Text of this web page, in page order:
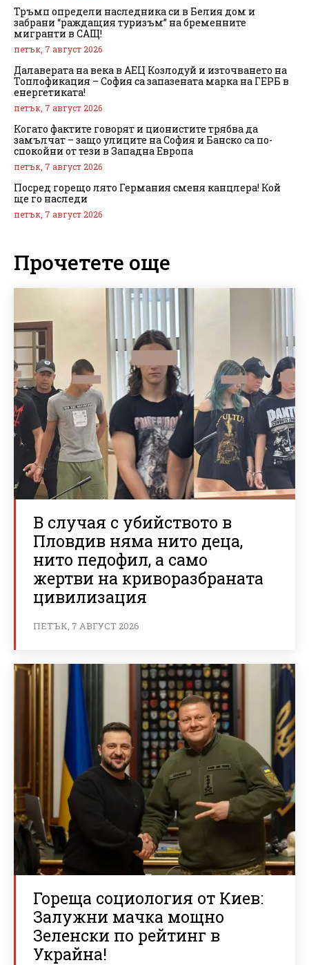
Тръмп определи наследника си в Белия дом и
забрани “раждащия туризъм” на бременните
мигранти в САЩ!
петък, 7 август 2026
Далаверата на века в АЕЦ Козлодуй и източването на
Топлофикация – София са запазената марка на ГЕРБ в
енергетиката!
петък, 7 август 2026
Когато фактите говорят и ционистите трябва да
замълчат – защо улиците на София и Банско са по-
спокойни от тези в Западна Европа
петък, 7 август 2026
Посред горещо лято Германия сменя канцлера! Кой
ще го наследи
петък, 7 август 2026
Прочетете още
В случая с убийството в
Пловдив няма нито деца,
нито педофил, а само
жертви на криворазбраната
цивилизация
ПЕТЪК, 7 АВГУСТ 2026
Гореща социология от Киев:
Залужни мачка мощно
Зеленски по рейтинг в
Украйна!